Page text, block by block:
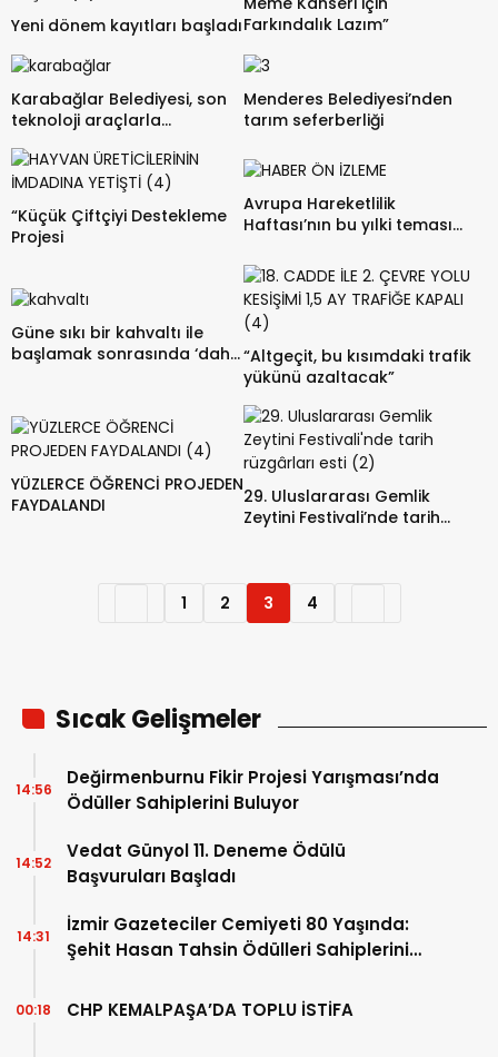
Yeni dönem kayıtları başladıFarkındalık Lazım”
Karabağlar Belediyesi, son
teknoloji araçlarla
Menderes Belediyesi’nden
tarım seferberliği
“Küçük Çiftçiyi Destekleme
Projesi
Avrupa Hareketlilik
Haftası’nın bu yılki teması
Güne s ıkı bir kahvaltı ile
başlamak sonrasında ‘daha“Altgeçit, bu kısımdaki trafik
yükünü azaltacak”
YÜZLERCE ÖĞRENCİ PROJEDEN
FAYDALANDI
29. Uluslararası Gemlik
Zeytini Festivali’nde tarih
1 2 3 4
Sıcak Gelişmeler
Değirmenburnu Fikir Projesi Yarışması’nda
Ödüller Sahiplerini Buluyor
14:56
Vedat Günyol 11. Deneme Ödülü
Başvuruları Başladı
14:52
İzmir Gazeteciler Cemiyeti 80 Yaşında:
Şehit Hasan Tahsin Ödülleri Sahiplerini
14:31
CHP KEMALPAŞA’DA TOPLU İSTİFA
00:18